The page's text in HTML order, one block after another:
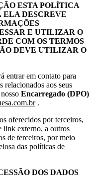
ESTA POLÍTICA
ELA DESCREVE
E UTILIZAR O
COM OS TERMOS
DEVE UTILIZAR O
entrar em contato para
relacionados aos seus
Encarregado (DPO)
.
oferecidos por terceiros,
link externo, a outros
de terceiros, por meio
das políticas de
DOS DADOS